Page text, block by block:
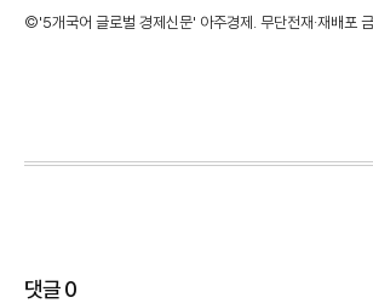
©'5개국어 글로벌 경제신문' 아주경제. 무단전재·재배포
댓글0